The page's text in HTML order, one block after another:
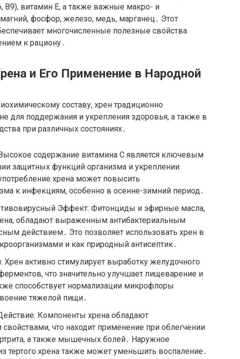
B9), витамин E, а также важные макро- и
фосфор, железо, медь, марганец․ Этот
многочисленные полезные свойства
к рациону․
и Его Применение в Народной
составу, хрен традиционно
для поддержания и укрепления здоровья, а также в
при различных состояниях․
содержание витамина C является ключевым
защитных функций организма и укреплении
хрена может повысить
к инфекциям, особенно в осенне-зимний период․
Эффект: Фитонциды и эфирные масла,
обладают выраженным антибактериальным
действием․ Это позволяет использовать хрен в
и как природный антисептик․
активно стимулирует выработку желудочного
что значительно улучшает пищеварение и
способствует нормализации микрофлоры
тяжелой пищи․
Компоненты хрена обладают
что находит применение при облегчении
а также мышечных болей․ Наружное
тертого хрена также может уменьшить воспаление․